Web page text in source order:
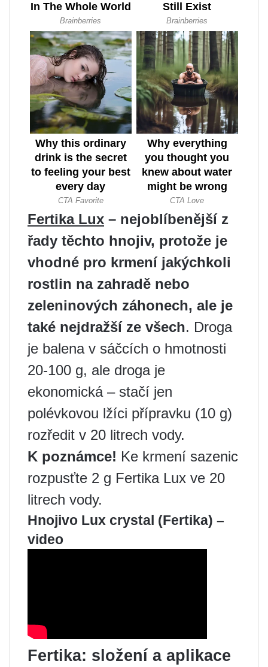
Fertika Lux – nejoblíbenější z
řady těchto hnojiv, protože je
vhodné pro krmení jakýchkoli
rostlin na zahradě nebo
zeleninových záhonech, ale je
také nejdražší ze všech. Droga
je balena v sáčcích o hmotnosti
20-100 g, ale droga je
ekonomická – stačí jen
polévkovou lžíci přípravku (10 g)
rozředit v 20 litrech vody.
K poznámce! Ke krmení sazenic
rozpusťte 2 g Fertika Lux ve 20
litrech vody.
Hnojivo Lux crystal (Fertika) –
video
Fertika: složení a aplikace